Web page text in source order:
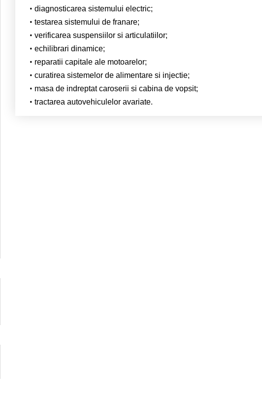
diagnosticarea sistemului electric;
testarea sistemului de franare;
verificarea suspensiilor si articulatiilor;
echilibrari dinamice;
reparatii capitale ale motoarelor;
curatirea sistemelor de alimentare si injectie;
masa de indreptat caroserii si cabina de vopsit;
tractarea autovehiculelor avariate.